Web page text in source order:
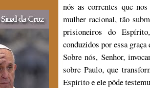
nós as correntes que
mulher racional, tão
prisioneiros do
conduzidos por essa
Sobre nós, Senhor,
sobre Paulo, que
Espírito e ele pôde